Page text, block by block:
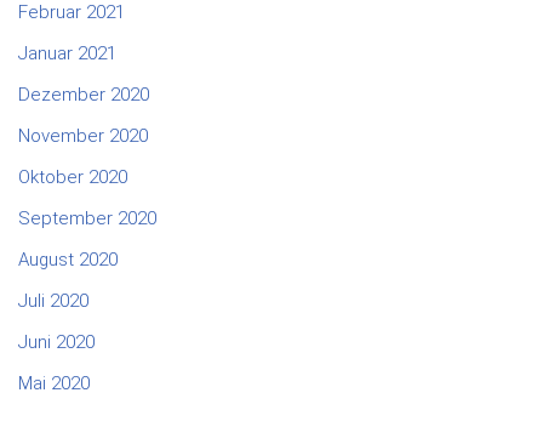
Februar 2021
Januar 2021
Dezember 2020
November 2020
Oktober 2020
September 2020
August 2020
Juli 2020
Juni 2020
Mai 2020